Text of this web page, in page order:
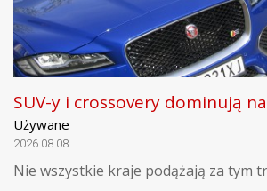
SUV-y i crossovery dominują
Używane
2026.08.08
Nie wszystkie kraje podążają za tym